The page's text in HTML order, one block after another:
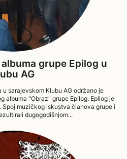
grupe Epilog u
AG
sarajevskom Klubu AG održano je
"Obraz" grupe Epilog. Epilog je
muzičkog iskustva članova grupe i
dugogodišnjom...